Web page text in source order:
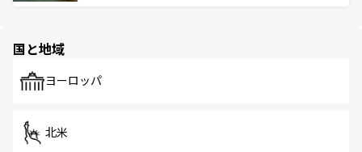
で、ホーカーズは地元の風情を楽しめる外せないスポット
国と地域
ヨーロッパ
北米